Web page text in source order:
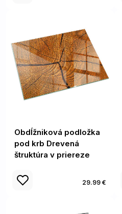
Obdĺžniková podložka
pod krb Drevená
štruktúra v priereze
29.99 €